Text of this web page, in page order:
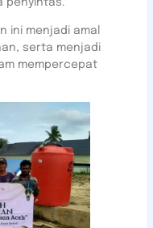
penyintas.
ini menjadi amal
serta menjadi
mempercepat